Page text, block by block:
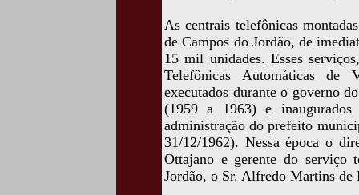
As centrais telefônicas
de Campos do Jordão, de
15 mil unidades. Esses
Telefônicas Automáticas
executados durante o governo
(1959 a 1963) e
administração do prefeito
31/12/1962). Nessa época o
Ottajano e gerente do serviço
Jordão, o Sr. Alfredo Martins de